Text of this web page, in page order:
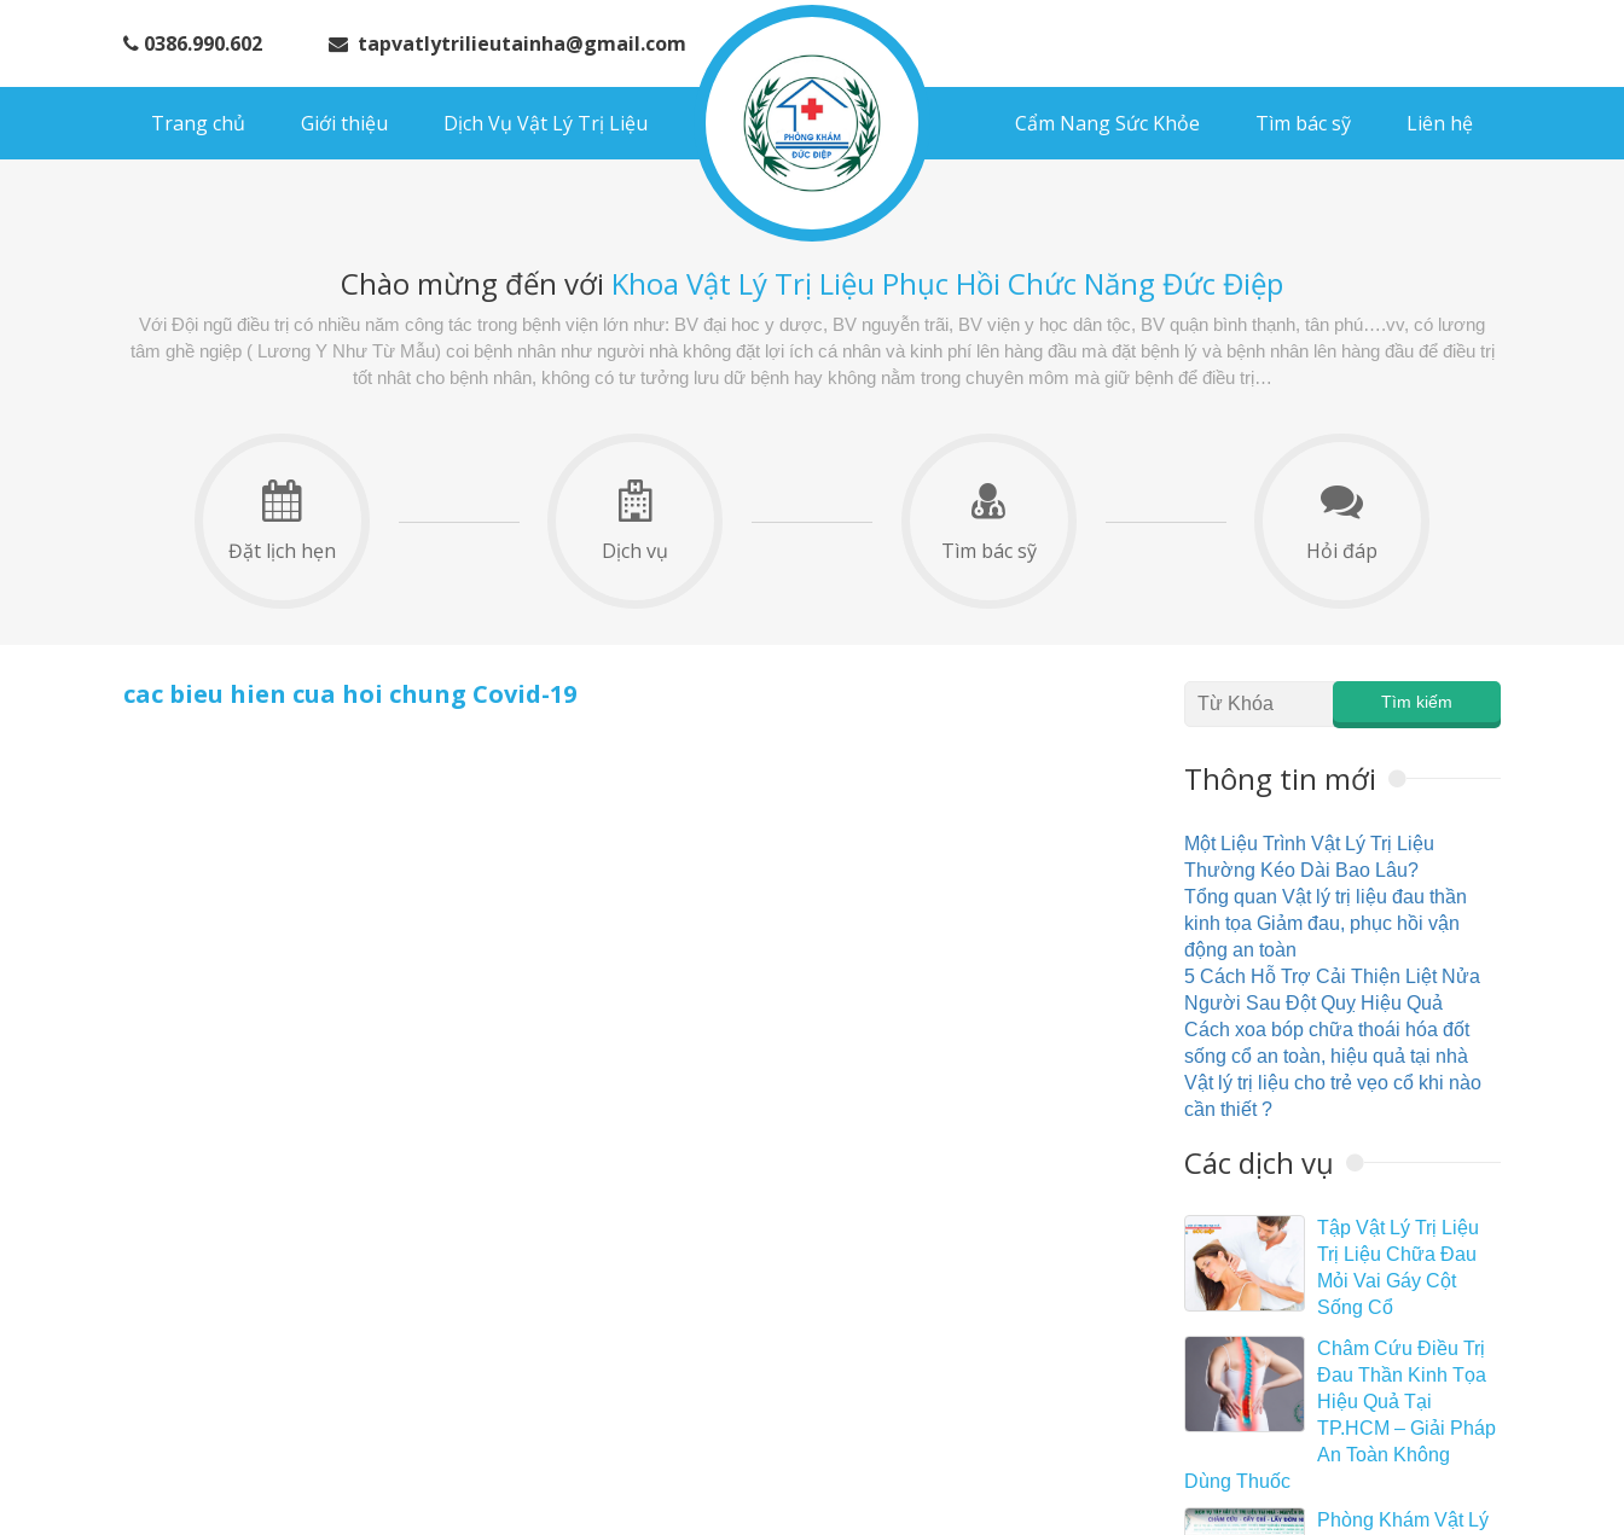
0386.990.602 tapvatlytrilieutainha@gmail.com
Trang chủ Giới thiệu Dịch Vụ Vật Lý Trị Liệu Cẩm Nang Sức Khỏe Tìm bác sỹ Liên hệ
Chào mừng đến với Khoa Vật Lý Trị Liệu Phục Hồi Chức Năng Đức Điệp
Với Đội ngũ điều trị có nhiều năm công tác trong bệnh viện lớn như: BV đại hoc y dược, BV nguyễn trãi, BV viện y học dân tộc, BV quận bình thạnh, tân phú….vv, có lương
tâm ghề ngiệp ( Lương Y Như Từ Mẫu) coi bệnh nhân như người nhà không đặt lợi ích cá nhân và kinh phí lên hàng đầu mà đặt bệnh lý và bệnh nhân lên hàng đầu để điều trị
tốt nhât cho bệnh nhân, không có tư tưởng lưu dữ bệnh hay không nằm trong chuyên môm mà giữ bệnh để điều trị…
Đặt lịch hẹn Dịch vụ Tìm bác sỹ Hỏi đáp
cac bieu hien cua hoi chung Covid-19
Thông tin mới
Một Liệu Trình Vật Lý Trị Liệu
Thường Kéo Dài Bao Lâu?
Tổng quan Vật lý trị liệu đau thần
kinh tọa Giảm đau, phục hồi vận
động an toàn
5 Cách Hỗ Trợ Cải Thiện Liệt Nửa
Người Sau Đột Quỵ Hiệu Quả
Cách xoa bóp chữa thoái hóa đốt
sống cổ an toàn, hiệu quả tại nhà
Vật lý trị liệu cho trẻ vẹo cổ khi nào
cần thiết ?
Các dịch vụ
Tập Vật Lý Trị Liệu
Trị Liệu Chữa Đau
Mỏi Vai Gáy Cột
Sống Cổ
Châm Cứu Điều Trị
Đau Thần Kinh Tọa
Hiệu Quả Tại
TP.HCM – Giải Pháp
An Toàn Không
Dùng Thuốc
Phòng Khám Vật Lý